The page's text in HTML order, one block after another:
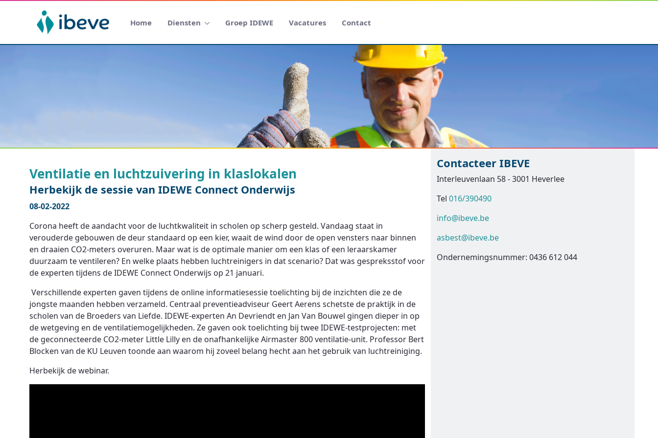
Home Diensten Groep IDEWE Vacatures Contact
Ventilatie en luchtzuivering in klaslokalen
Herbekijk de sessie van IDEWE Connect Onderwijs
08-02-2022
Corona heeft de aandacht voor de luchtkwaliteit in scholen op scherp gesteld. Vandaag staat in
verouderde gebouwen de deur standaard op een kier, waait de wind door de open vensters naar binnen
en draaien CO2-meters overuren. Maar wat is de optimale manier om een klas of een leraarskamer
duurzaam te ventileren? En welke plaats hebben luchtreinigers in dat scenario? Dat was gespreksstof voor
de experten tijdens de IDEWE Connect Onderwijs op 21 januari.
Verschillende experten gaven tijdens de online informatiesessie toelichting bij de inzichten die ze de
jongste maanden hebben verzameld. Centraal preventieadviseur Geert Aerens schetste de praktijk in de
scholen van de Broeders van Liefde. IDEWE-experten An Devriendt en Jan Van Bouwel gingen dieper in op
de wetgeving en de ventilatiemogelijkheden. Ze gaven ook toelichting bij twee IDEWE-testprojecten: met
de geconnecteerde CO2-meter Little Lilly en de onafhankelijke Airmaster 800 ventilatie-unit. Professor Bert
Blocken van de KU Leuven toonde aan waarom hij zoveel belang hecht aan het gebruik van luchtreiniging.
Herbekijk de webinar.
Contacteer IBEVE
Interleuvenlaan 58 - 3001 Heverlee
Tel 016/390490
info@ibeve.be
asbest@ibeve.be
Ondernemingsnummer: 0436 612 044